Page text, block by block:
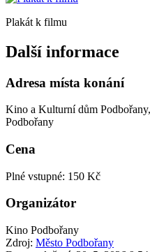
Plakát k filmu
Další informace
Adresa místa konání
Kino a Kulturní dům
Podbořany
Cena
Plné vstupné: 150 Kč
Organizátor
Kino Podbořany
Zdroj: Město Podbořany